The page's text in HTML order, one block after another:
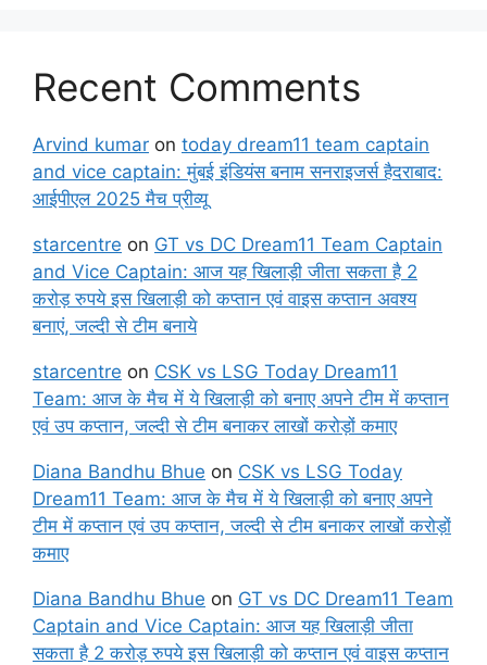
Recent Comments
Arvind kumar on today dream11 team captain
and vice captain: मुंबई इंडियंस बनाम सनराइजर्स हैदराबाद:
आईपीएल 2025 मैच प्रीव्यू
starcentre on GT vs DC Dream11 Team Captain
and Vice Captain: आज यह खिलाड़ी जीता सकता है 2
करोड़ रुपये इस खिलाड़ी को कप्तान एवं वाइस कप्तान अवश्य
बनाएं, जल्दी से टीम बनाये
starcentre on CSK vs LSG Today Dream11
Team: आज के मैच में ये खिलाड़ी को बनाए अपने टीम में कप्तान
एवं उप कप्तान, जल्दी से टीम बनाकर लाखों करोड़ों कमाए
Diana Bandhu Bhue on CSK vs LSG Today
Dream11 Team: आज के मैच में ये खिलाड़ी को बनाए अपने
टीम में कप्तान एवं उप कप्तान, जल्दी से टीम बनाकर लाखों करोड़ों
कमाए
Diana Bandhu Bhue on GT vs DC Dream11 Team
Captain and Vice Captain: आज यह खिलाड़ी जीता
सकता है 2 करोड़ रुपये इस खिलाड़ी को कप्तान एवं वाइस कप्तान